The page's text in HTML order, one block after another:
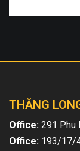
THĂNG
Office: 291 Phu
Office: 193/17/